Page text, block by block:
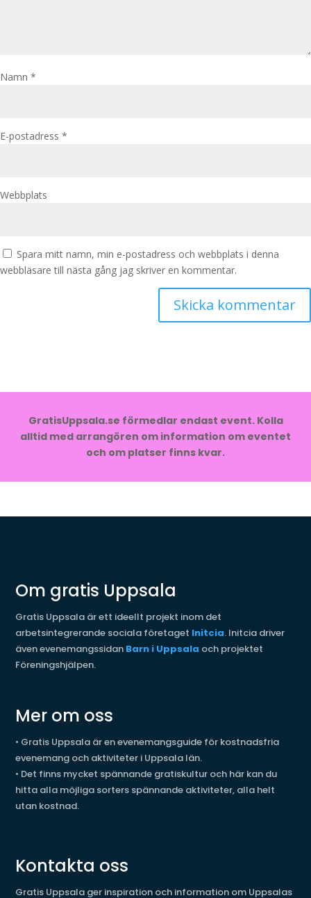
Namn *
E-postadress *
Webbplats
Spara mitt namn, min e-postadress och webbplats i denna
webbläsare till nästa gång jag skriver en kommentar.
GratisUppsala.se förmedlar endast event. Kolla
alltid med arrangören om information om eventet
och om platser finns kvar.
Om gratis Uppsala
Gratis Uppsala är ett ideellt projekt inom det
arbetsintegrerande sociala företaget Initcia. Initcia driver
även evenemangssidan Barn i Uppsala och projektet
Föreningshjälpen.
Mer om oss
• Gratis Uppsala är en evenemangsguide för kostnadsfria
evenemang och aktiviteter i Uppsala län.
• Det finns mycket spännande gratiskultur och här kan du
hitta alla möjliga sorters spännande aktiviteter, alla helt
utan kostnad.
Kontakta oss
Gratis Uppsala ger inspiration och information om Uppsalas